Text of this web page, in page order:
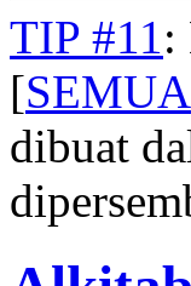
TIP #11:
[SEMUA
dibuat